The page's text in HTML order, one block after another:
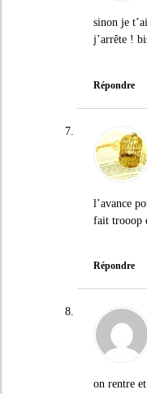
sinon je
j’arrête !
Répondre
l’avance
fait trooop
Répondre
on rentre